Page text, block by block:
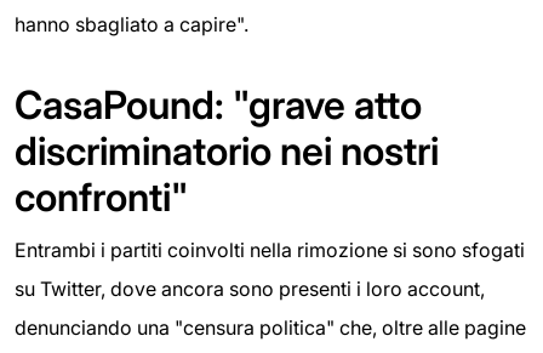
hanno sbagliato a capire".
CasaPound: "grave atto
discriminatorio nei nostri
confronti"
Entrambi i partiti coinvolti nella rimozione si sono sfogati
su Twitter, dove ancora sono presenti i loro account,
denunciando una "censura politica" che, oltre alle pagine